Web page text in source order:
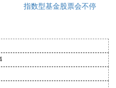
场的老虎管理基金以选股
以800万美元创立老虎基
报为32%，因而被视为避
虎基金是最著名的宏观对
子基金可谓并驾齐驱。
Mobius） —— 新兴市场
指数型基金股票会不停